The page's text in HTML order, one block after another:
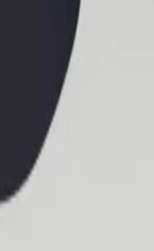
opción para tu viaje.